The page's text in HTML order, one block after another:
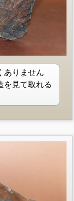
ありません
を見て取れる